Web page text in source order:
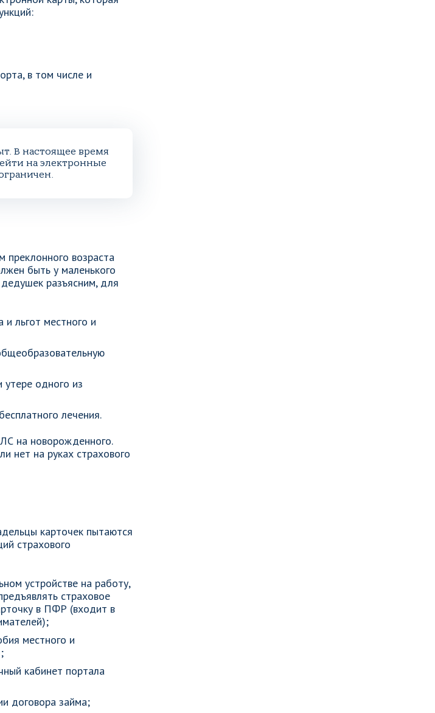
в том числе и
В настоящее время
на электронные
возраста
быть у маленького
разъясним, для
льгот местного и
одного из
лечения.
на новорожденного.
нет на руках страхового
карточек пытаются
страхового
устройстве на работу,
страховое
в ПФР (входит в
местного и
кабинет портала
договора займа;